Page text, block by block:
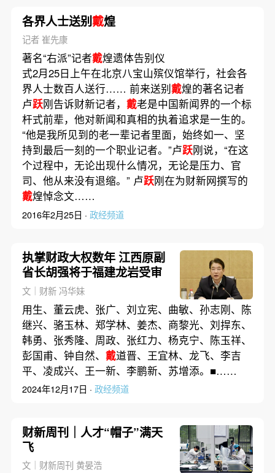
各界人士送别戴煌
记者 崔先康
著名“右派”记者戴煌遗体告别仪
式2月25日上午在北京八宝山殡仪馆举行，社会各
界人士数百人送行…… 前来送别戴煌的著名记者
卢跃刚告诉财新记者， 戴老是中国新闻界的一个标
杆式前辈，他对新闻和真相的执着追求是一生的。
“他是我所见到的老一辈记者里面，始终如一、坚
持到最后一刻的一个职业记者。”卢跃刚说，“在这
个过程中，无论出现什么情况，无论是压力、官
司、他从来没有退缩。” 卢跃刚在为财新网撰写的
戴煌悼念文……
2016年2月25日 · 政经频道
执掌财政大权数年 江西原副
省长胡强将于福建龙岩受审
文｜财新 冯华妹
用生、董云虎、张广、刘立宪、曲敏、孙志刚、陈
继兴、骆玉林、郑学林、姜杰、商黎光、刘捍东、
韩勇、张秀隆、周政、张红力、杨克宁、陈玉祥、
彭国甫、钟自然、 戴道晋、王宜林、龙飞、李吉
平、凌成兴、王一新、李鹏新、苏增添。■……
2024年12月17日 · 政经频道
财新周刊｜人才“帽子”满天
飞
文｜财新周刊 黄晏浩